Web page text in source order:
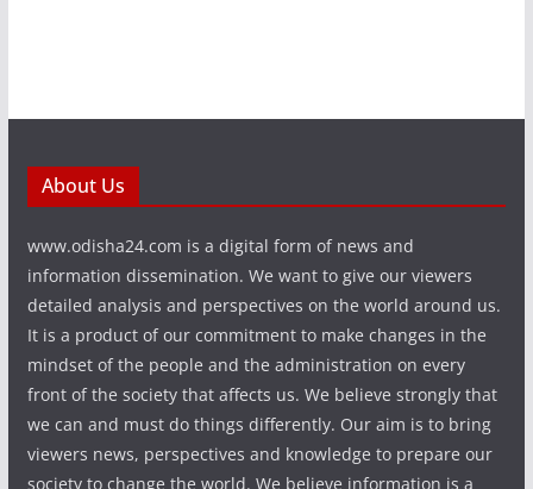
About Us
www.odisha24.com is a digital form of news and
information dissemination. We want to give our viewers
detailed analysis and perspectives on the world around us.
It is a product of our commitment to make changes in the
mindset of the people and the administration on every
front of the society that affects us. We believe strongly that
we can and must do things differently. Our aim is to bring
viewers news, perspectives and knowledge to prepare our
society to change the world. We believe information is a